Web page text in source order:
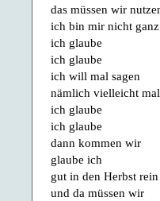
das müssen wir
ich bin mir nicht
ich glaube
ich glaube
ich will mal sagen
nämlich vielleicht
ich glaube
ich glaube
dann kommen wir
glaube ich
gut in den Herbst rein
und da müssen wir